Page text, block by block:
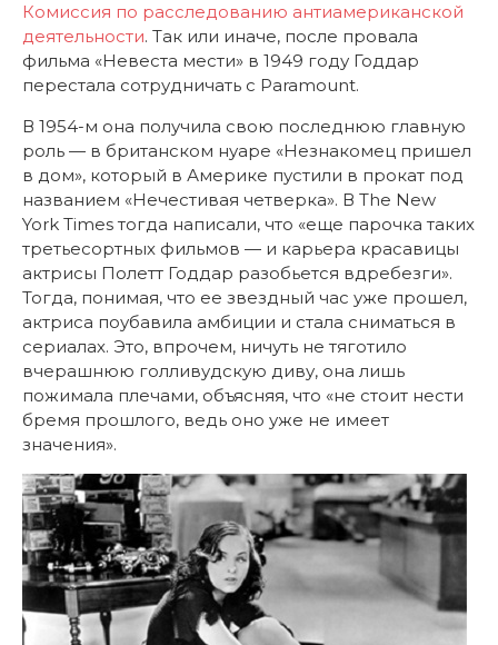
Комиссия по расследованию антиамериканской
деятельности. Так или иначе, после провала
фильма «Невеста мести» в 1949 году Годдар
перестала сотрудничать с Paramount.
В 1954-м она получила свою последнюю главную
роль — в британском нуаре «Незнакомец пришел
в дом», который в Америке пустили в прокат под
названием «Нечестивая четверка». В The New
York Times тогда написали, что «еще парочка таких
третьесортных фильмов — и карьера красавицы
актрисы Полетт Годдар разобьется вдребезги».
Тогда, понимая, что ее звездный час уже прошел,
актриса поубавила амбиции и стала сниматься в
сериалах. Это, впрочем, ничуть не тяготило
вчерашнюю голливудскую диву, она лишь
пожимала плечами, объясняя, что «не стоит нести
бремя прошлого, ведь оно уже не имеет
значения».